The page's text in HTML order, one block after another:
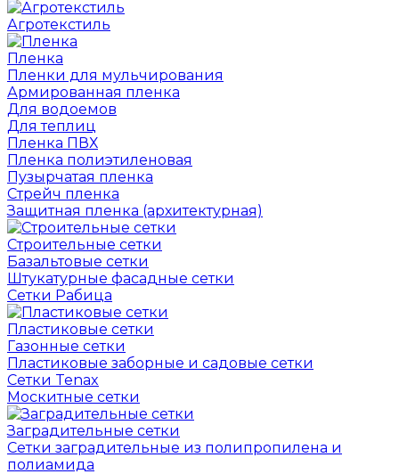
Агротекстиль
Пленка
Пленки для мульчирования
Армированная пленка
Для водоемов
Для теплиц
Пленка ПВХ
Пленка полиэтиленовая
Пузырчатая пленка
Cтрейч пленка
Защитная пленка (архитектурная)
Строительные сетки
Базальтовые сетки
Штукатурные фасадные сетки
Сетки Рабица
Пластиковые сетки
Газонные сетки
Пластиковые заборные и садовые сетки
Сетки Tenax
Москитные сетки
Заградительные сетки
Сетки заградительные из полипропилена и
полиамида